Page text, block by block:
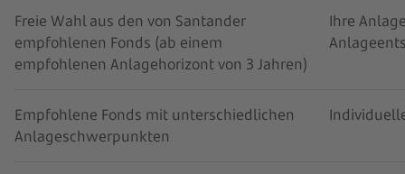
Freie Wahl aus den von Santander
empfohlenen Fonds (ab einem
empfohlenen Anlagehorizont von 3 Jahren)
Empfohlene Fonds mit unterschiedlichen
Anlageschwerpunkten
Ihre